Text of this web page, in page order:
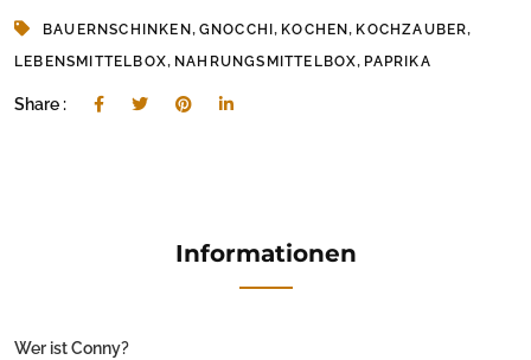
BAUERNSCHINKEN , GNOCCHI, KOCHEN, KOCHZAUBER,
LEBENSMITTELBOX, NAHRUNGSMITTELBOX, PAPRIKA
Share :
Informationen
Wer ist Conny?